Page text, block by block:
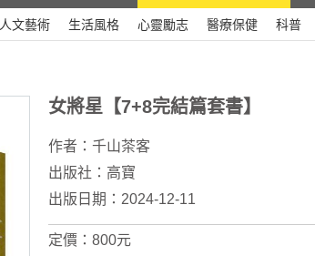
人文藝術 生活風格 心靈勵志 醫療保健 科普
女將星【7+8完結篇套書】
作者： 千山茶客
出版社： 高寶
出版日期：2024-12-11
定價：800元